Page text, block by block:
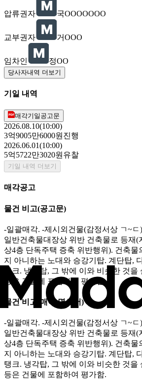
압류권자 국OOOOOOO
교부권자 거OOO
임차인 정OO
당사자내역 더보기
기일 내역
매각기일공고문
2026.08.10(10:00)
3억9005만6000원 진행
2026.06.01(10:00)
5억5722만3020원 유찰
기일 내역 더보기
매각공고
물건 비고(공고문)
-일괄매각. -제시외건물(감정서상 ㄱ~
일반건축물대장상 위반 건축물로 등재(
상4층 단독주택 증축 위반행위). 건축물
지 아니하는 노대와 승강기탑. 계단탑,
탱크. 냉각탑, 그 밖에 이와 비슷한 것
등은 건물에 포함하여 평가함.
물건 비고 (매각 명세서)
-일괄매각. -제시외건물(감정서상 ㄱ~
일반건축물대장상 위반 건축물로 등재(
상4층 단독주택 증축 위반행위). 건축물
지 아니하는 노대와 승강기탑. 계단탑,
탱크. 냉각탑, 그 밖에 이와 비슷한 것을
등은 건물에 포함하여 평가함.